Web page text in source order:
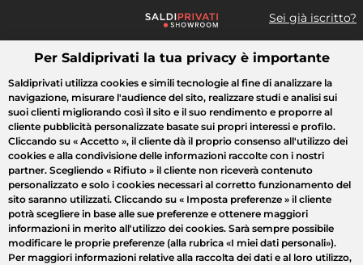
Sei già iscritto?
Cosa cerchi?
Tutte le vendite Moda Casa Bellezza Elettrodomestici
Per Saldiprivati la tua privacy è importante
Saldiprivati utilizza cookies e simili tecnologie al fine di analizzare la
navigazione, misurare l'audience del sito, realizzare studi e analisi sui
suoi clienti migliorando così il sito e il suo rendimento e proporre al
cliente pubblicità personalizzate basate sui propri interessi e profilo.
Cliccando su « Accetto », il cliente dà il proprio consenso all'utilizzo dei
cookies e alla condivisione delle informazioni raccolte con i nostri
partner. Scegliendo « Rifiuto » il cliente non riceverà contenuto
personalizzato e solo i cookies necessari al corretto funzionamento del
sito saranno utilizzati. Cliccando su « Imposta preferenze » il cliente
potrà scegliere in base alle sue preferenze e ottenere maggiori
informazioni in merito all'utilizzo dei cookies. Sarà sempre possibile
modificare le proprie preferenze (alla rubrica «I miei dati personali»).
Per maggiori informazioni relative alla raccolta dei dati e al loro utilizzo,